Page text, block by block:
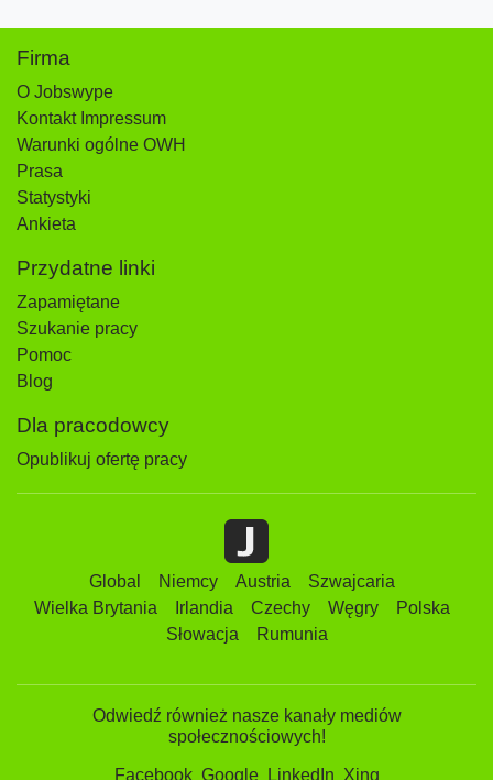
Firma
O Jobswype
Kontakt Impressum
Warunki ogólne OWH
Prasa
Statystyki
Ankieta
Przydatne linki
Zapamiętane
Szukanie pracy
Pomoc
Blog
Dla pracodowcy
Opublikuj ofertę pracy
Global Niemcy Austria
Szwajcaria
Wielka Brytania
Irlandia Czechy Węgry
Polska
Słowacja
Rumunia
Odwiedź również nasze kanały mediów
społecznościowych!
Facebook Google LinkedIn Xing